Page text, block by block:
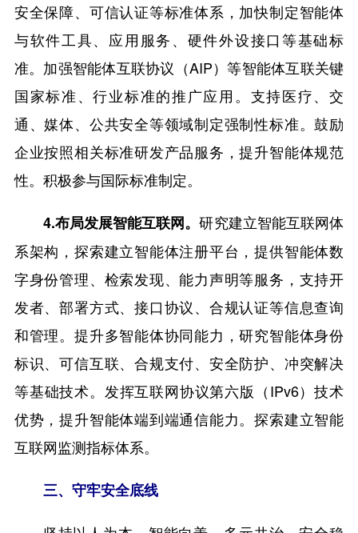
安全保障、可信认证等标准体系，加快制定智能体
与软件工具、应用服务、硬件外设接口等基础标
准。加强智能体互联协议（AIP）等智能体互联关键
国家标准、行业标准的推广应用。支持医疗、交
通、媒体、公共安全等领域制定强制性标准。鼓励
企业按照相关标准研发产品服务，提升智能体规范
性。积极参与国际标准制定。
4.布局发展智能互联网。研究建立智能互联网体
系架构，探索建立智能体注册平台，提供智能体数
字身份管理、检索发现、能力声明等服务，支持开
发者、部署方式、接口协议、合规认证等信息查询
和管理。提升多智能体协同能力，研究智能体身份
标识、可信互联、合规支付、安全防护、冲突解决
等基础技术。发挥互联网协议第六版（IPv6）技术
优势，提升智能体端到端通信能力。探索建立智能
互联网监测指标体系。
三、守牢安全底线